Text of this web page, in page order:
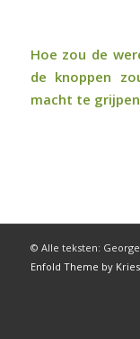
Hoe zou de
de knoppen
macht te
© Alle teksten:
Enfold Theme by